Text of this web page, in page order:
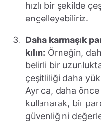
hızlı bir şekilde
engelleyebiliriz.
Daha karmaşık
kılın: Örneğin,
belirli bir
çeşitliliği daha
Ayrıca, daha
kullanarak, bir
güvenliğini